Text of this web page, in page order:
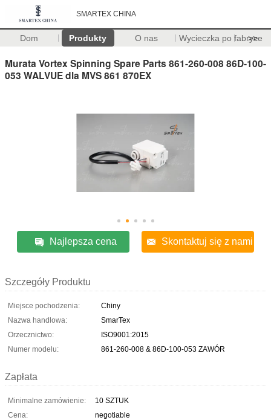
SMARTEX CHINA
Dom Produkty O nas Wycieczka po fabryce
>>
Murata Vortex Spinning Spare Parts 861-260-008 86D-100-
053 WALVUE dla MVS 861 870EX
Najlepsza cena Skontaktuj się z nami
Szczegóły Produktu
Miejsce pochodzenia:
Chiny
Nazwa handlowa:
SmarTex
Orzecznictwo:
ISO9001:2015
Numer modelu:
861-260-008 & 86D-100-053 ZAWÓR
Zapłata
Minimalne zamówienie:
10 SZTUK
Cena:
negotiable